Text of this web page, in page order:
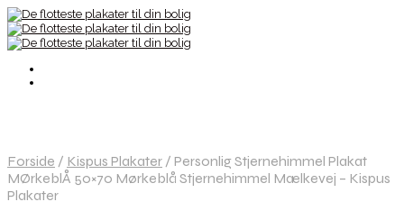
Forside / Kispus Plakater / Personlig Stjernehimmel Plakat
MØrkeblÅ 50×70 Mørkeblå Stjernehimmel Mælkevej – Kispus
Plakater